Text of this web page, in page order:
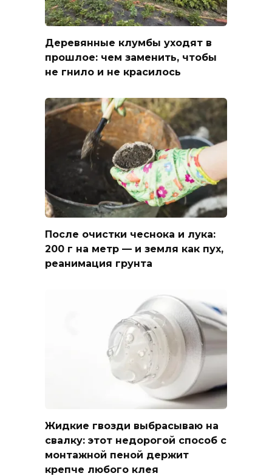
Деревянные клумбы уходят в
прошлое: чем заменить, чтобы
не гнило и не красилось
После очистки чеснока и лука:
200 г на метр — и земля как пух,
реанимация грунта
Жидкие гвозди выбрасываю на
свалку: этот недорогой способ с
монтажной пеной держит
крепче любого клея